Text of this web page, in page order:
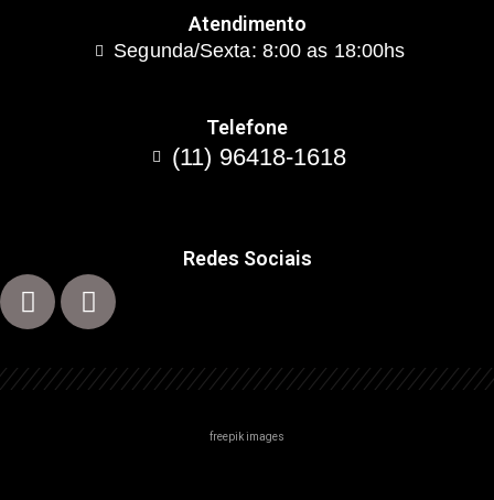
Atendimento
Segunda/Sexta: 8:00 as 18:00hs
Telefone
(11) 96418-1618
Redes Sociais
freepik images